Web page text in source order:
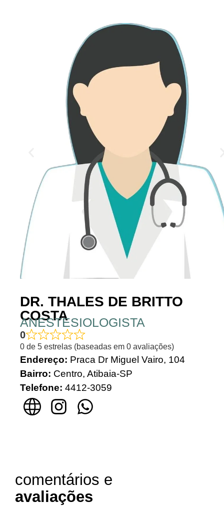
DR. THALES DE BRITTO
COSTA
ANESTESIOLOGISTA
0
0 de 5 estrelas (baseadas em 0 avaliações)
Endereço: Praca Dr Miguel Vairo, 104
Bairro: Centro, Atibaia-SP
Telefone: 4412-3059
comentários e
avaliações